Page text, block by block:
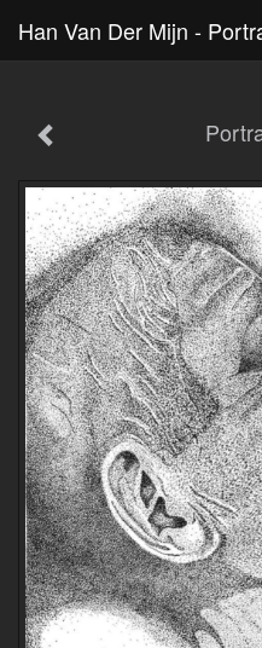
Han Van Der Mijn -